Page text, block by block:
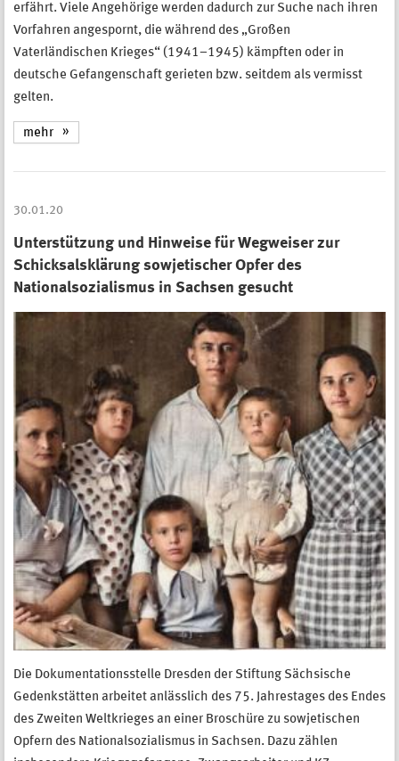
erfährt. Viele Angehörige werden dadurch zur Suche nach ihren
Vorfahren angespornt, die während des „Großen
Vaterländischen Krieges“ (1941–1945) kämpften oder in
deutsche Gefangenschaft gerieten bzw. seitdem als vermisst
gelten.
mehr
30.01.20
Unterstützung und Hinweise für Wegweiser zur
Schicksalsklärung sowjetischer Opfer des
Nationalsozialismus in Sachsen gesucht
Die Dokumentationsstelle Dresden der Stiftung Sächsische
Gedenkstätten arbeitet anlässlich des 75. Jahrestages des Endes
des Zweiten Weltkrieges an einer Broschüre zu sowjetischen
Opfern des Nationalsozialismus in Sachsen. Dazu zählen